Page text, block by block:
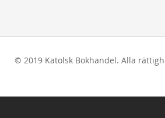
© 2019 Katolsk Bokhandel. Alla